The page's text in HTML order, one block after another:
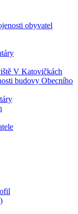
obyvatel
V Katovičkách
budovy Obecního